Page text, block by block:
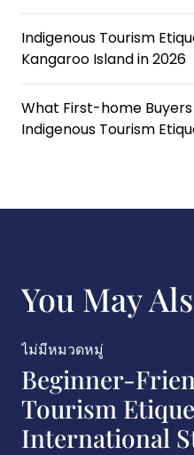
Indigenous Tourism
Kangaroo Island in 2026
What First-home
Indigenous Tourism
You May
Friendly
Advice
Students in